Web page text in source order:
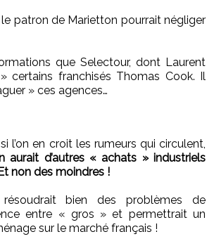
patron de Marietton pourrait négliger
que Selectour, dont Laurent
certains franchisés Thomas Cook. Il
» ces agences…
l’on en croit les rumeurs qui circulent,
aurait d’autres « achats » industriels
non des moindres !
bien des problèmes de
entre « gros » et permettrait un
sur le marché français !